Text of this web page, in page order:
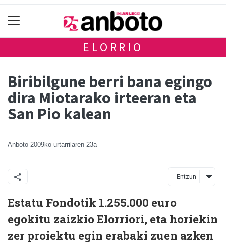
ELORRIO
Biribilgune berri bana egingo
dira Miotarako irteeran eta
San Pio kalean
Anboto 2009ko urtarrilaren 23a
Entzun
Estatu Fondotik 1.255.000 euro
egokitu zaizkio Elorriori, eta horiekin
zer proiektu egin erabaki zuen azken